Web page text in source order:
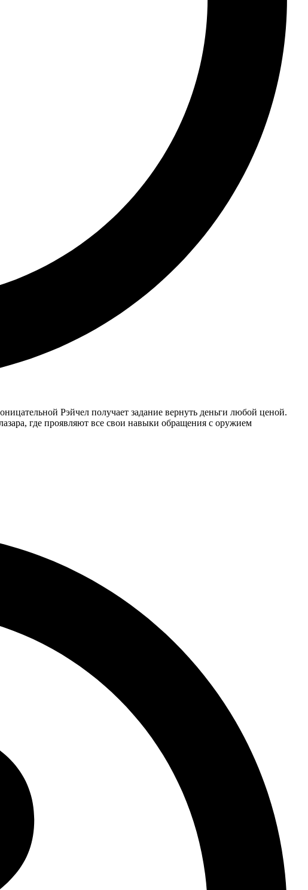
Рэйчел получает задание вернуть деньги любой ценой.
где проявляют все свои навыки обращения с оружием